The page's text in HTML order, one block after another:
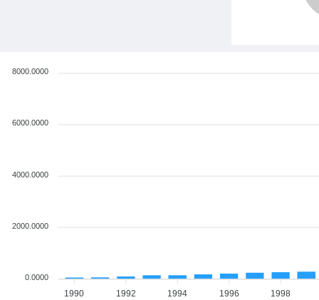
1990 1992 1994 1996 1998
8000.0000
6000.0000
4000.0000
2000.0000
0.0000